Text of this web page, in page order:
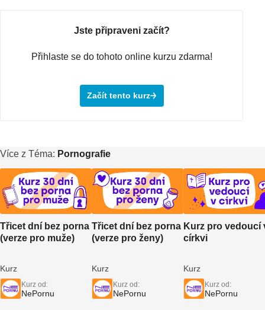
Jste připraveni začít?
Přihlaste se do tohoto online kurzu zdarma!
Začít tento kurz
Více z Téma: Pornografie
Třicet dní bez porna
(verze pro muže)
Kurz
Kurz od:
NePornu
Třicet dní bez porna
(verze pro ženy)
Kurz
Kurz od:
NePornu
Kurz pro vedoucí
církvi
Kurz
Kurz od:
NePornu